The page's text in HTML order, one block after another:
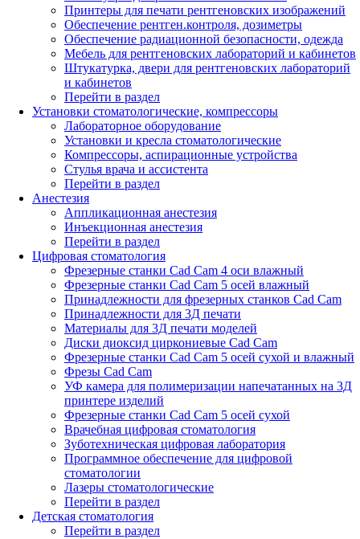
Принтеры для печати рентгеновских изображений
Обеспечение рентген.контроля, дозиметры
Обеспечение радиационной безопасности, одежда
Мебель для рентгеновских лабораторий и кабинетов
Штукатурка, двери для рентгеновских лабораторий
и кабинетов
Перейти в раздел
Установки стоматологические, компрессоры
Лабораторное оборудование
Установки и кресла стоматологические
Компрессоры, аспирационные устройства
Стулья врача и ассистента
Перейти в раздел
Анестезия
Аппликационная анестезия
Инъекционная анестезия
Перейти в раздел
Цифровая стоматология
Фрезерные станки Cad Cam 4 оси влажный
Фрезерные станки Cad Cam 5 осей влажный
Принадлежности для фрезерных станков Cad Cam
Принадлежности для 3Д печати
Материалы для 3Д печати моделей
Диски диоксид циркониевые Cad Cam
Фрезерные станки Cad Cam 5 осей сухой и влажный
Фрезы Cad Cam
УФ камера для полимеризации напечатанных на 3Д
принтере изделий
Фрезерные станки Cad Cam 5 осей сухой
Врачебная цифровая стоматология
Зуботехническая цифровая лаборатория
Программное обеспечение для цифровой
стоматологии
Лазеры стоматологические
Перейти в раздел
Детская стоматология
Перейти в раздел